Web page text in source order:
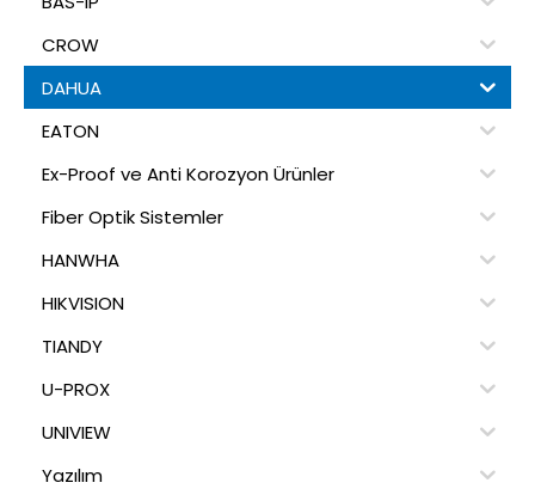
CROW
DAHUA
EATON
Ex-Proof ve Anti Korozyon Ürünler
Fiber Optik Sistemler
HANWHA
HIKVISION
TIANDY
U-PROX
UNIVIEW
Yazılım